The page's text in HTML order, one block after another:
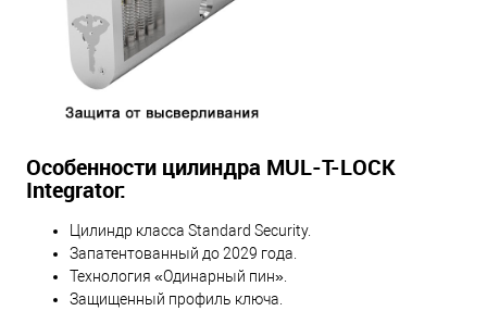
Особенности цилиндра MUL-T-LOCK
Integrator:
Цилиндр класса Standard Security.
Запатентованный до 2029 года.
Технология «Одинарный пин».
Защищенный профиль ключа.